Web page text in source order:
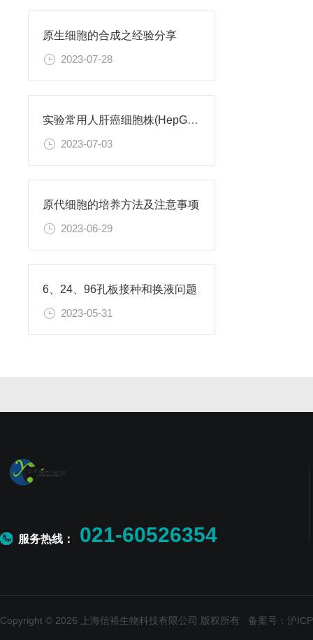
原生细胞的合成之经验分享
2023-07-28
实验常用人肝癌细胞株(HepG2/Hep3B,HuH-7,MHCC97H,PLC/PRF/5)怎么选？
2023-07-03
原代细胞的培养方法及注意事项
2023-06-29
6、24、96孔板接种和换液问题
2023-05-31
服务热线： 021-60526354
Copyright © 2026 上海信裕生物科技有限公司 版权所有 备案号：沪